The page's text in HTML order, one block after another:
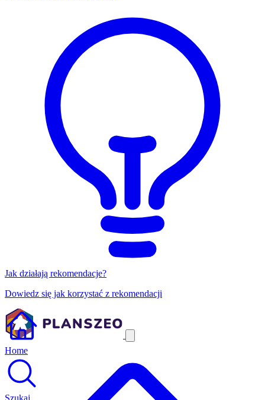
Jak działają rekomendacje?
Dowiedz się jak korzystać z rekomendacji
Home
Szukaj